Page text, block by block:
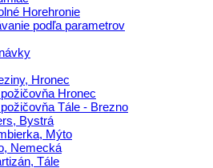
Horehronie
podľa parametrov
Hronec
Hronec
Tále - Brezno
Bystrá
Mýto
Nemecká
Tále